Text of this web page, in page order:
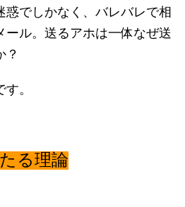
惑でしかなく、バレバレで相
ル。送るアホは一体なぜ送
？
。
る理論